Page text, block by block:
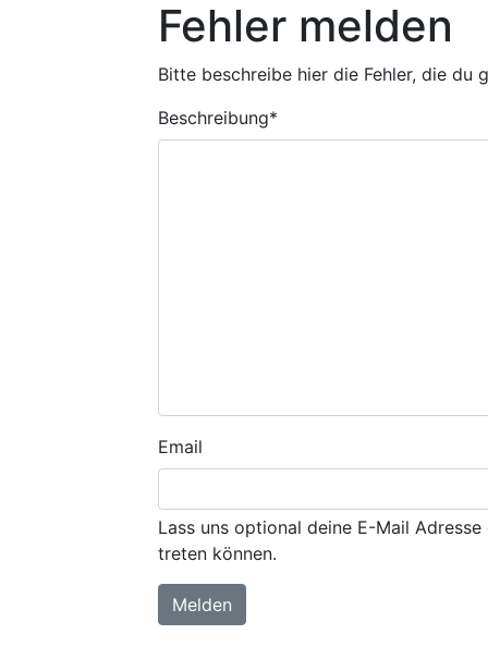
Fehler melden
Bitte beschreibe hier die Fehler, die du
Beschreibung*
Email
Lass uns optional deine E-Mail
treten können.
Melden